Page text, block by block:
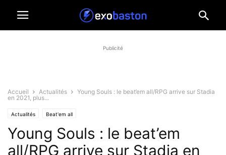
Publicité
Accueil Actualités
Young Souls : le beat’em all/RPG arrive sur Stadia
en 2021, plus...
Actualités Beat'em all
Young Souls : le beat’em
all/RPG arrive sur Stadia en